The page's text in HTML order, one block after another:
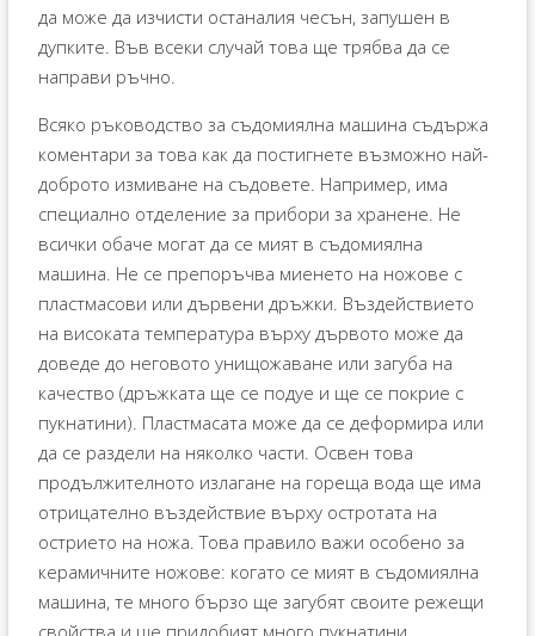
да може да изчисти останалия чесън, запушен в
дупките. Във всеки случай това ще трябва да се
направи ръчно.
Всяко ръководство за съдомиялна машина съдържа
коментари за това как да постигнете възможно най-
доброто измиване на съдовете. Например, има
специално отделение за прибори за хранене. Не
всички обаче могат да се мият в съдомиялна
машина. Не се препоръчва миенето на ножове с
пластмасови или дървени дръжки. Въздействието
на високата температура върху дървото може да
доведе до неговото унищожаване или загуба на
качество (дръжката ще се подуе и ще се покрие с
пукнатини). Пластмасата може да се деформира или
да се раздели на няколко части. Освен това
продължителното излагане на гореща вода ще има
отрицателно въздействие върху остротата на
острието на ножа. Това правило важи особено за
керамичните ножове: когато се мият в съдомиялна
машина, те много бързо ще загубят своите режещи
свойства и ще придобият много пукнатини.